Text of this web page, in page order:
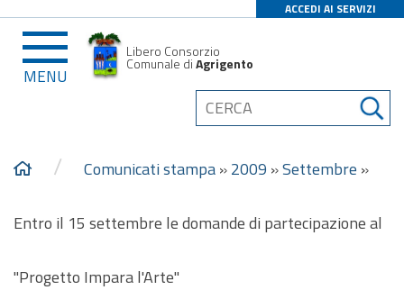
ACCEDI AI SERVIZI
MENU
Libero Consorzio
Comunale diAgrigento
/ Comunicati stampa»2009 »Settembre »
Entro il 15 settembre le domande di partecipazione al
"Progetto Impara l'Arte"